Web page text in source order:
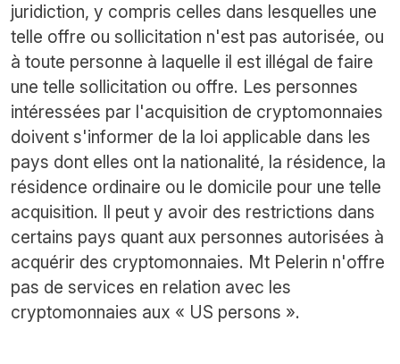
juridiction, y compris celles dans lesquelles une
telle offre ou sollicitation n'est pas autorisée, ou
à toute personne à laquelle il est illégal de faire
une telle sollicitation ou offre. Les personnes
intéressées par l'acquisition de cryptomonnaies
doivent s'informer de la loi applicable dans les
pays dont elles ont la nationalité, la résidence, la
résidence ordinaire ou le domicile pour une telle
acquisition. Il peut y avoir des restrictions dans
certains pays quant aux personnes autorisées à
acquérir des cryptomonnaies. Mt Pelerin n'offre
pas de services en relation avec les
cryptomonnaies aux « US persons ».